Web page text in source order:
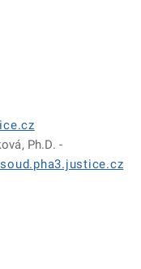
Ph.D. -